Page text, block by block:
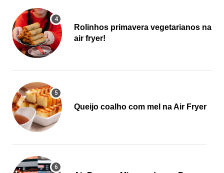
Rolinhos primavera vegetarianos na
air fryer!
Queijo coalho com mel na Air Fryer